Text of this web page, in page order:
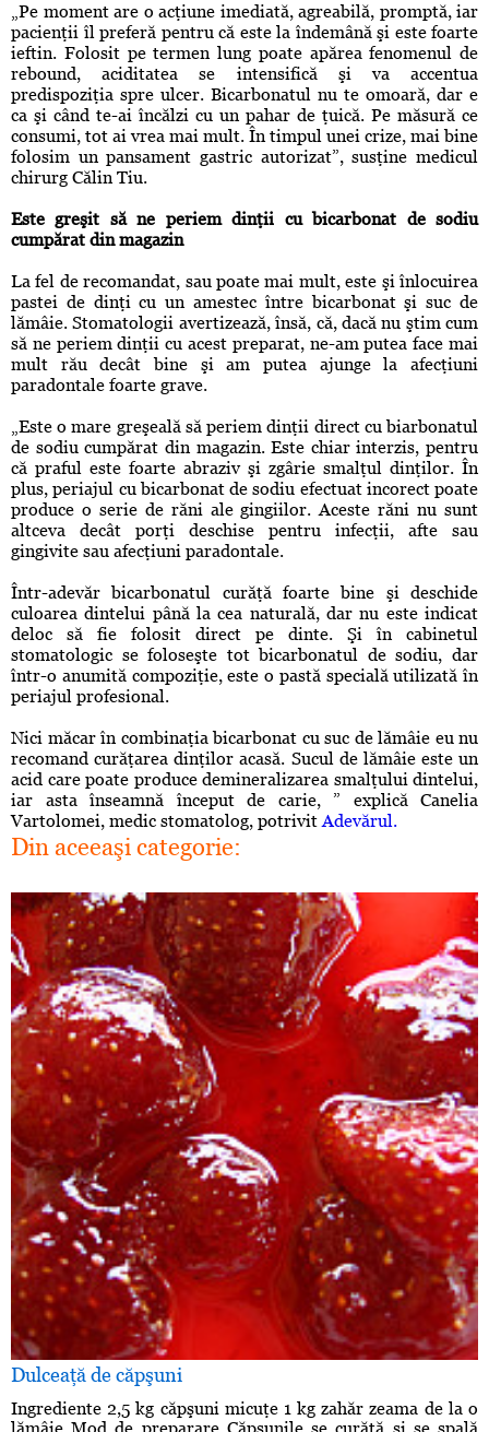
„Pe moment are o acţiune imediată, agreabilă, promptă, iar
pacienţii îl preferă pentru că este la îndemână şi este foarte
ieftin. Folosit pe termen lung poate apărea fenomenul de
rebound, aciditatea se intensifică şi va accentua
predispoziţia spre ulcer. Bicarbonatul nu te omoară, dar e
ca şi când te-ai încălzi cu un pahar de ţuică. Pe măsură ce
consumi, tot ai vrea mai mult. În timpul unei crize, mai bine
folosim un pansament gastric autorizat”, susţine medicul
chirurg Călin Tiu.
Este greşit să ne periem dinţii cu bicarbonat de sodiu
cumpărat din magazin
La fel de recomandat, sau poate mai mult, este şi înlocuirea
pastei de dinţi cu un amestec între bicarbonat şi suc de
lămâie. Stomatologii avertizează, însă, că, dacă nu ştim cum
să ne periem dinţii cu acest preparat, ne-am putea face mai
mult rău decât bine şi am putea ajunge la afecţiuni
paradontale foarte grave.
„Este o mare greşeală să periem dinţii direct cu biarbonatul
de sodiu cumpărat din magazin. Este chiar interzis, pentru
că praful este foarte abraziv şi zgârie smalţul dinţilor. În
plus, periajul cu bicarbonat de sodiu efectuat incorect poate
produce o serie de răni ale gingiilor. Aceste răni nu sunt
altceva decât porţi deschise pentru infecţii, afte sau
gingivite sau afecţiuni paradontale.
Într-adevăr bicarbonatul curăţă foarte bine şi deschide
culoarea dintelui până la cea naturală, dar nu este indicat
deloc să fie folosit direct pe dinte. Şi în cabinetul
stomatologic se foloseşte tot bicarbonatul de sodiu, dar
într-o anumită compoziţie, este o pastă specială utilizată în
periajul profesional.
Nici măcar în combinaţia bicarbonat cu suc de lămâie eu nu
recomand curăţarea dinţilor acasă. Sucul de lămâie este un
acid care poate produce demineralizarea smalţului dintelui,
iar asta înseamnă început de carie, ” explică Canelia
Vartolomei, medic stomatolog, potrivitAdevărul.
Din aceeaşi categorie:
Dulceaţă de căpşuni
Ingrediente 2,5 kg căpşuni micuţe 1 kg zahăr zeama de la o